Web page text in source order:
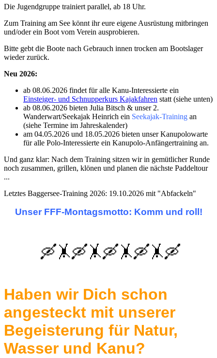
Die Jugendgruppe trainiert parallel, ab 18 Uhr.
Zum Training am See könnt ihr eure eigene Ausrüstung mitbringen
und/oder ein Boot vom Verein ausprobieren.
Bitte gebt die Boote nach Gebrauch innen trocken am Bootslager
wieder zurück.
Neu 2026:
ab 08.06.2026 findet für alle Kanu-Interessierte ein
Einsteiger- und Schnupperkurs Kajakfahren statt (siehe unten)
ab 08.06.2026 bieten Julia Bitsch & unser 2.
Wanderwart/Seekajak Heinrich ein Seekajak-Training an
(siehe Termine im Jahreskalender)
am 04.05.2026 und 18.05.2026 bieten unser Kanupolowarte
für alle Polo-Interessierte ein Kanupolo-Anfängertraining an.
Und ganz klar: Nach dem Training sitzen wir in gemütlicher Runde
noch zusammen, grillen, klönen und planen die nächste Paddeltour
...
Letztes Baggersee-Training 2026: 19.10.2026 mit "Abfackeln"
Unser FFF-Montagsmotto: Komm und roll!
🛶🤸🛶🤸🛶🤸🛶🤸🛶
Haben wir Dich schon
angesteckt mit unserer
Begeisterung für Natur,
Wasser und Kanu?